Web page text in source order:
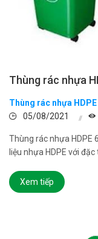
Thùng rác nhựa
Thùng rác nhựa HDPE
05/08/2021
Thùng rác nhựa HDPE
liệu nhựa HDPE với
Xem tiếp